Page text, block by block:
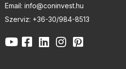
Email: info@coninvest.hu
Szerviz: +36-30/984-8513